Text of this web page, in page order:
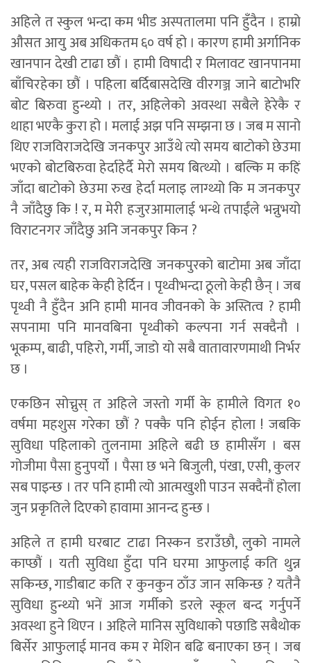
अहिले त स्कुल भन्दा कम भीड अस्पतालमा पनि हुँदैन । हाम्रो
औसत आयु अब अधिकतम ६० वर्ष हो । कारण हामी अर्गानिक
खानपान देखी टाढा छौं । हामी विषादी र मिलावट खानपानमा
बाँचिरहेका छौं । पहिला बर्दिबासदेखि वीरगञ्ज जाने बाटोभरि
बोट बिरुवा हुन्थ्यो । तर, अहिलेको अवस्था सबैले हेरेकै र
थाहा भएकै कुरा हो । मलाई अझ पनि सम्झना छ । जब म सानो
थिए राजविराजदेखि जनकपुर आउँथे त्यो समय बाटोको छेउमा
भएको बोटबिरुवा हेर्दाहेर्दै मेरो समय बित्थ्यो । बल्कि म कहिं
जाँदा बाटोको छेउमा रुख हेर्दा मलाइ लाग्थ्यो कि म जनकपुर
नै जाँदैछु कि ! र, म मेरी हजुरआमालाई भन्थे तपाईंले भन्नुभयो
विराटनगर जाँदैछु अनि जनकपुर किन ?
तर, अब त्यही राजविराजदेखि जनकपुरको बाटोमा अब जाँदा
घर, पसल बाहेक केही हेर्दिन । पृथ्वीभन्दा ठूलो केही छैन् । जब
पृथ्वी नै हुँदैन अनि हामी मानव जीवनको के अस्तित्व ? हामी
सपनामा पनि मानवबिना पृथ्वीको कल्पना गर्न सक्दैनौ ।
भूकम्प, बाढी, पहिरो, गर्मी, जाडो यो सबै वातावारणमाथी निर्भर
छ ।
एकछिन सोच्नुस् त अहिले जस्तो गर्मी के हामीले विगत १०
वर्षमा महशुस गरेका छौं ? पक्कै पनि होईन होला ! जबकि
सुविधा पहिलाको तुलनामा अहिले बढी छ हामीसँग । बस
गोजीमा पैसा हुनुपर्यो । पैसा छ भने बिजुली, पंखा, एसी, कुलर
सब पाइन्छ । तर पनि हामी त्यो आत्मखुशी पाउन सक्दैनौं होला
जुन प्रकृतिले दिएको हावामा आनन्द हुन्छ ।
अहिले त हामी घरबाट टाढा निस्कन डराउँछौ, लुको नामले
काप्छौं । यती सुविधा हुँदा पनि घरमा आफुलाई कति थुन्न
सकिन्छ, गाडीबाट कति र कुनकुन ठाँउ जान सकिन्छ ? यतैनै
सुविधा हुन्थ्यो भनें आज गर्मीको डरले स्कूल बन्द गर्नुपर्ने
अवस्था हुने थिएन । अहिले मानिस सुविधाको पछाडि सबैथोक
बिर्सेर आफुलाई मानव कम र मेशिन बढि बनाएका छन् । जब